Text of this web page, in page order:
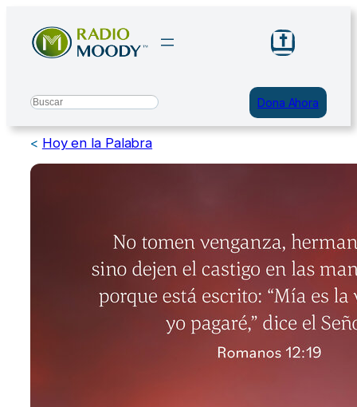
contenido
Search Dona Ahora
< Hoy en la Palabra